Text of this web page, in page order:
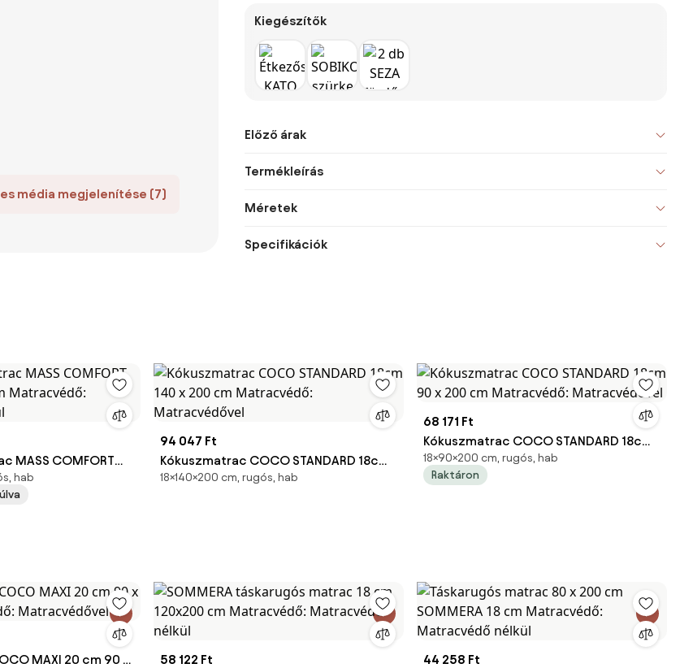
média megjelenítése (7)
Kiegészítők
Előző árak
Termékleírás
Méretek
Specifikációk
MASS COMFORT
Matracvédő:
hab
94 047 Ft
Kókuszmatrac COCO STANDARD 18cm
140 x 200 cm Matracvédő:
18×140×200 cm, rugós, hab
68 171 Ft
Kókuszmatrac COCO STANDARD 18cm
90 x 200 cm Matracvédő:
Matracvédővel
18×90×200 cm, rugós, hab
Raktáron
MAXI 20 cm 90 x
58 122 Ft
44 258 Ft